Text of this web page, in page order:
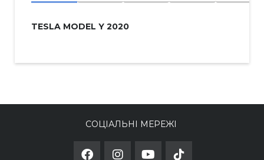
TESLA MODEL Y 2020
СОЦІАЛЬНІ МЕРЕЖІ